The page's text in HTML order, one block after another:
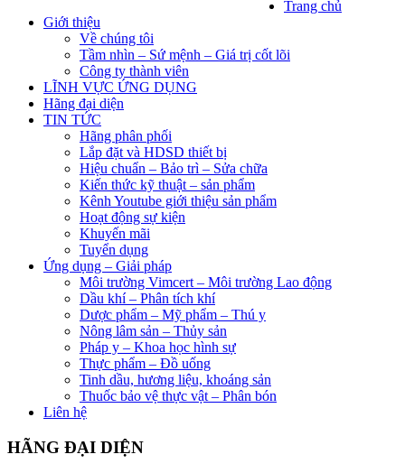
Trang chủ
Giới thiệu
Về chúng tôi
Tầm nhìn – Sứ mệnh – Giá trị cốt lõi
Công ty thành viên
LĨNH VỰC ỨNG DỤNG
Hãng đại diện
TIN TỨC
Hãng phân phối
Lắp đặt và HDSD thiết bị
Hiệu chuẩn – Bảo trì – Sửa chữa
Kiến thức kỹ thuật – sản phẩm
Kênh Youtube giới thiệu sản phẩm
Hoạt động sự kiện
Khuyến mãi
Tuyển dụng
Ứng dụng – Giải pháp
Môi trường Vimcert – Môi trường Lao động
Dầu khí – Phân tích khí
Dược phẩm – Mỹ phẩm – Thú y
Nông lâm sản – Thủy sản
Pháp y – Khoa học hình sự
Thực phẩm – Đồ uống
Tinh dầu, hương liệu, khoáng sản
Thuốc bảo vệ thực vật – Phân bón
Liên hệ
HÃNG ĐẠI DIỆN